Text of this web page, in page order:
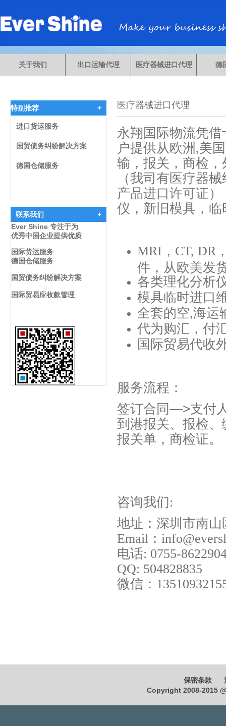
关于我们 出口运输代理 医疗器械进口代理 德
特别推荐 +
进口货运服务
国贸债务纠纷解决方案
进口货运服务
国贸债务纠纷解决方案
德国仓储服务
联系我们
+
Ever Shine 专注于为
优秀中国企业提供优质
国际货运服务
德国仓储服务
国贸债务纠纷解决方案
国际贸易应收款管理
医疗器械进口代理
永翔国际物流凭
户提供从欧洲,美
输，报关，商检
（我司有医疗器
产品进口许可证
仪，新旧模具，
MRI，CT, DR
件，从欧美发
各类理化分析
模具临时进口
全套的空,海运
代为购汇，付
国际贸易代收
服务流程：
签订合同—>支付
到港报关、报检
报关单，商检证。
咨询我们:
地址：深圳市南
Email：
电话: 0755-
QQ: 504828835
微信：
保密条款
Copyright 2008-2015